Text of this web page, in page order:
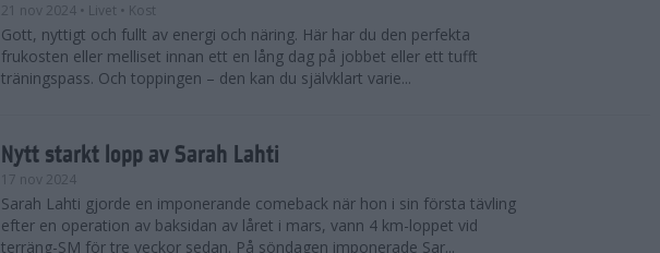
21 nov 2024 • Livet • Kost
Gott, nyttigt och fullt av energi och näring. Här har du den perfekta
frukosten eller melliset innan ett en lång dag på jobbet eller ett tufft
träningspass. Och toppingen – den kan du självklart varie...
Nytt starkt lopp av Sarah Lahti
17 nov 2024
Sarah Lahti gjorde en imponerande comeback när hon i sin första tävling
efter en operation av baksidan av låret i mars, vann 4 km-loppet vid
terräng-SM för tre veckor sedan. På söndagen imponerade Sar...